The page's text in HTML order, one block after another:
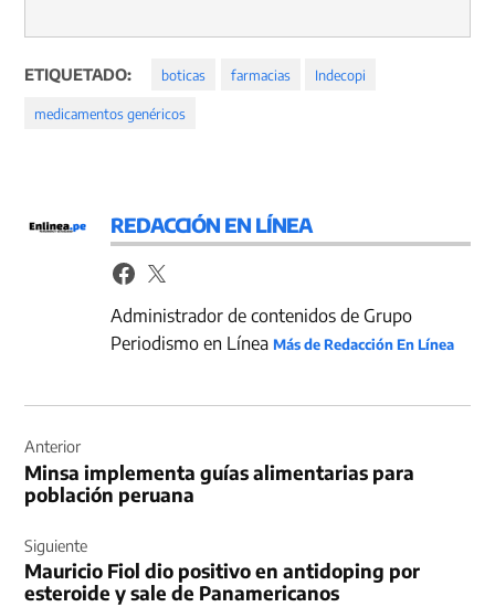
ETIQUETADO: boticas farmacias Indecopi
medicamentos genéricos
REDACCIÓN EN LÍNEA
Administrador de contenidos de Grupo
Periodismo en LíneaMás de Redacción En Línea
de
entradas
Anterior
Minsa implementa guías alimentarias para
población peruana
Siguiente
Mauricio Fiol dio positivo en antidoping por
esteroide y sale de Panamericanos